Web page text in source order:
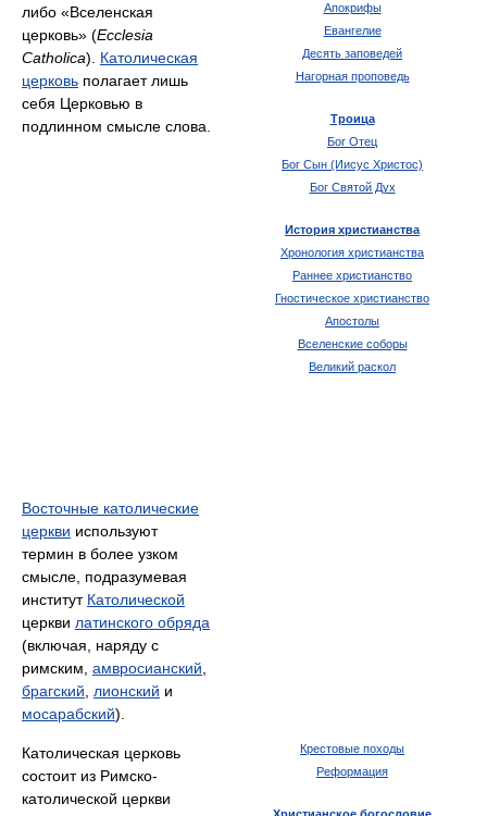
Апокрифы
Евангелие
Десять заповедей
Нагорная проповедь
Троица
Бог Отец
Бог Сын (Иисус Христос)
Бог Святой Дух
История христианства
Хронология христианства
Раннее христианство
Гностическое христианство
Апостолы
Вселенские соборы
Великий раскол
Крестовые походы
Реформация
либо «Вселенская
церковь» (Ecclesia
Catholica). Католическая
церковь полагает лишь
себя Церковью в
подлинном смысле слова.
Восточные католические
церкви используют
термин в более узком
смысле, подразумевая
институт Католической
церкви латинского обряда
(включая, наряду с
римским, амвросианский
брагский
лионский и
мосарабский).
Католическая церковь
состоит из Римско-
католической церкви